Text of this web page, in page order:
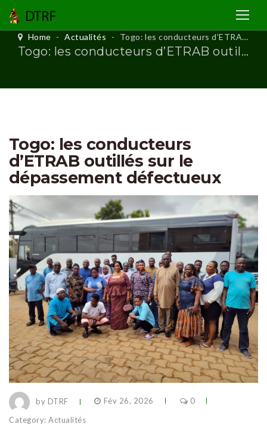
Home - Actualités - Togo: les conducteurs d’ETRAB outillés sur le dépassement défectueux
Togo: les conducteurs d’ETRAB outillés sur le dépassement défectueux
Togo: les conducteurs
d’ETRAB outillés sur le
dépassement défectueux
by DTRF Fév 26, 2026
0
Category:Actualités